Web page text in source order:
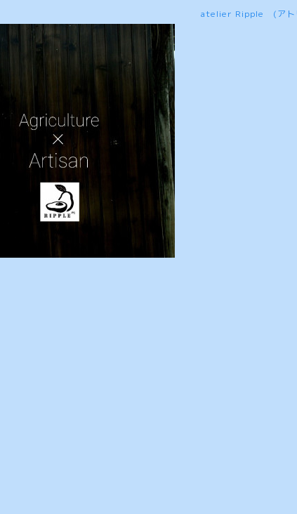
atelier Ripple (アト